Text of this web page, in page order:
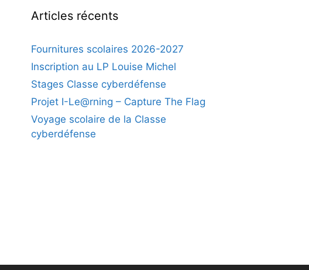
Articles récents
Fournitures scolaires 2026-2027
Inscription au LP Louise Michel
Stages Classe cyberdéfense
Projet I-Le@rning – Capture The Flag
Voyage scolaire de la Classe
cyberdéfense